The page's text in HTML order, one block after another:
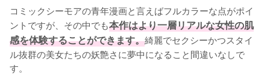
コミックシーモアの青年漫画と言えばフルカラーな点がポイ
ントですが、その中でも本作はより一層リアルな女性の肌
感を体験することができます。綺麗でセクシーかつスタイ
ル抜群の美女たちの妖艶さに夢中になること間違いなしで
す。